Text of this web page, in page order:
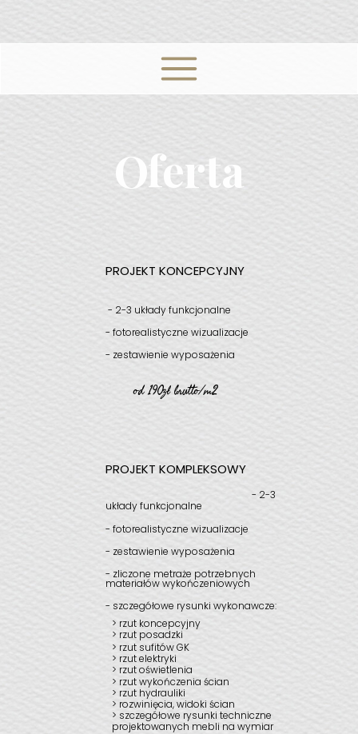
> szczegółowe rysunki techniczne
projektowanych mebli na wymiar
> rozwinięcia, widoki ścian
> rzut hydrauliki
> rzut wykończenia ścian
> rzut oświetlenia
> rzut elektryki
> rzut sufitów GK
> rzut posadzki
> rzut koncepcyjny
PROJEKT KOMPLEKSOWY
- 2-3
układy funkcjonalne
- fotorealistyczne wizualizacje
- zestawienie wyposażenia
- zliczone metraże potrzebnych
materiałów wykończeniowych
- szczegółowe rysunki wykonawcze:
od 190zł brutto/m2
PROJEKT KONCEPCYJNY
- 2-3 układy funkcjonalne
- fotorealistyczne wizualizacje
- zestawienie wyposażenia
Oferta